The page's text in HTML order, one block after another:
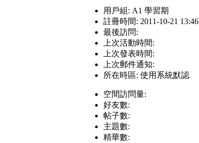
用戶組: A1 學習期
註冊時間: 2011-10-21 13:46
最後訪問:
上次活動時間:
上次發表時間:
上次郵件通知:
所在時區: 使用系統默認
空間訪問量:
好友數:
帖子數:
主題數:
精華數: